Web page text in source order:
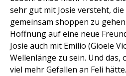
sehr gut mit Josie versteht,
gemeinsam shoppen zu
Hoffnung auf eine neue
Josie auch mit Emilio (Gioele
Wellenlänge zu sein. Und das,
viel mehr Gefallen an Feli hätte.